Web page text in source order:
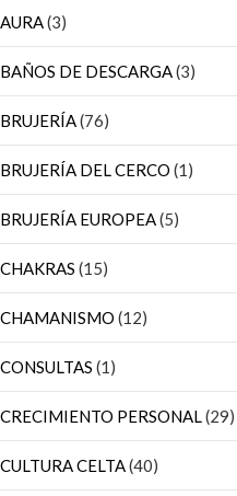
AURA(3)
BAÑOS DE DESCARGA(3)
BRUJERÍA(76)
BRUJERÍA DEL CERCO (1)
BRUJERÍA EUROPEA(5)
CHAKRAS (15)
CHAMANISMO (12)
CONSULTAS (1)
CRECIMIENTO PERSONAL(29)
CULTURA CELTA(40)